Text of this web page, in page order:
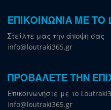
ΕΠΙΚΟΙΝΩΝΙΑ ΜΕ ΤΟ
Στείλτε μας την άποψη σας
info@loutraki365.gr
ΠΡΟΒΑΛΕΤΕ ΤΗΝ
Επικοινωνήστε με το
info@loutraki365.gr